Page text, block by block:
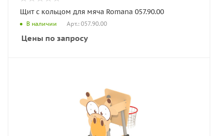
Щит с кольцом для мяча Romana 057.90.00
В наличии Арт.: 057.90.00
Цены по запросу